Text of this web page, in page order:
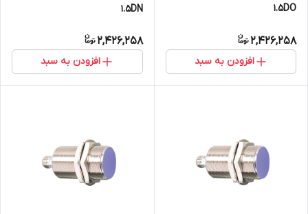
1.5DO
2,426,258
افزودن به سبد
1.5DN
2,426,258
افزودن به سبد